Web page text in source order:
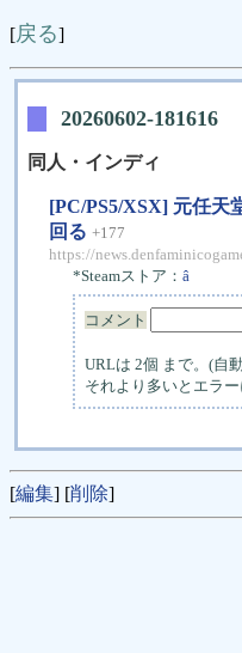
[戻る]
20260602-181616
同人・インディ
[PC/PS5/XSX] 元任天
回る +177
https://
*Steamストア： â
コメント
URLは 2個 まで。(自
それより多いとエラ
[編集] [削除]